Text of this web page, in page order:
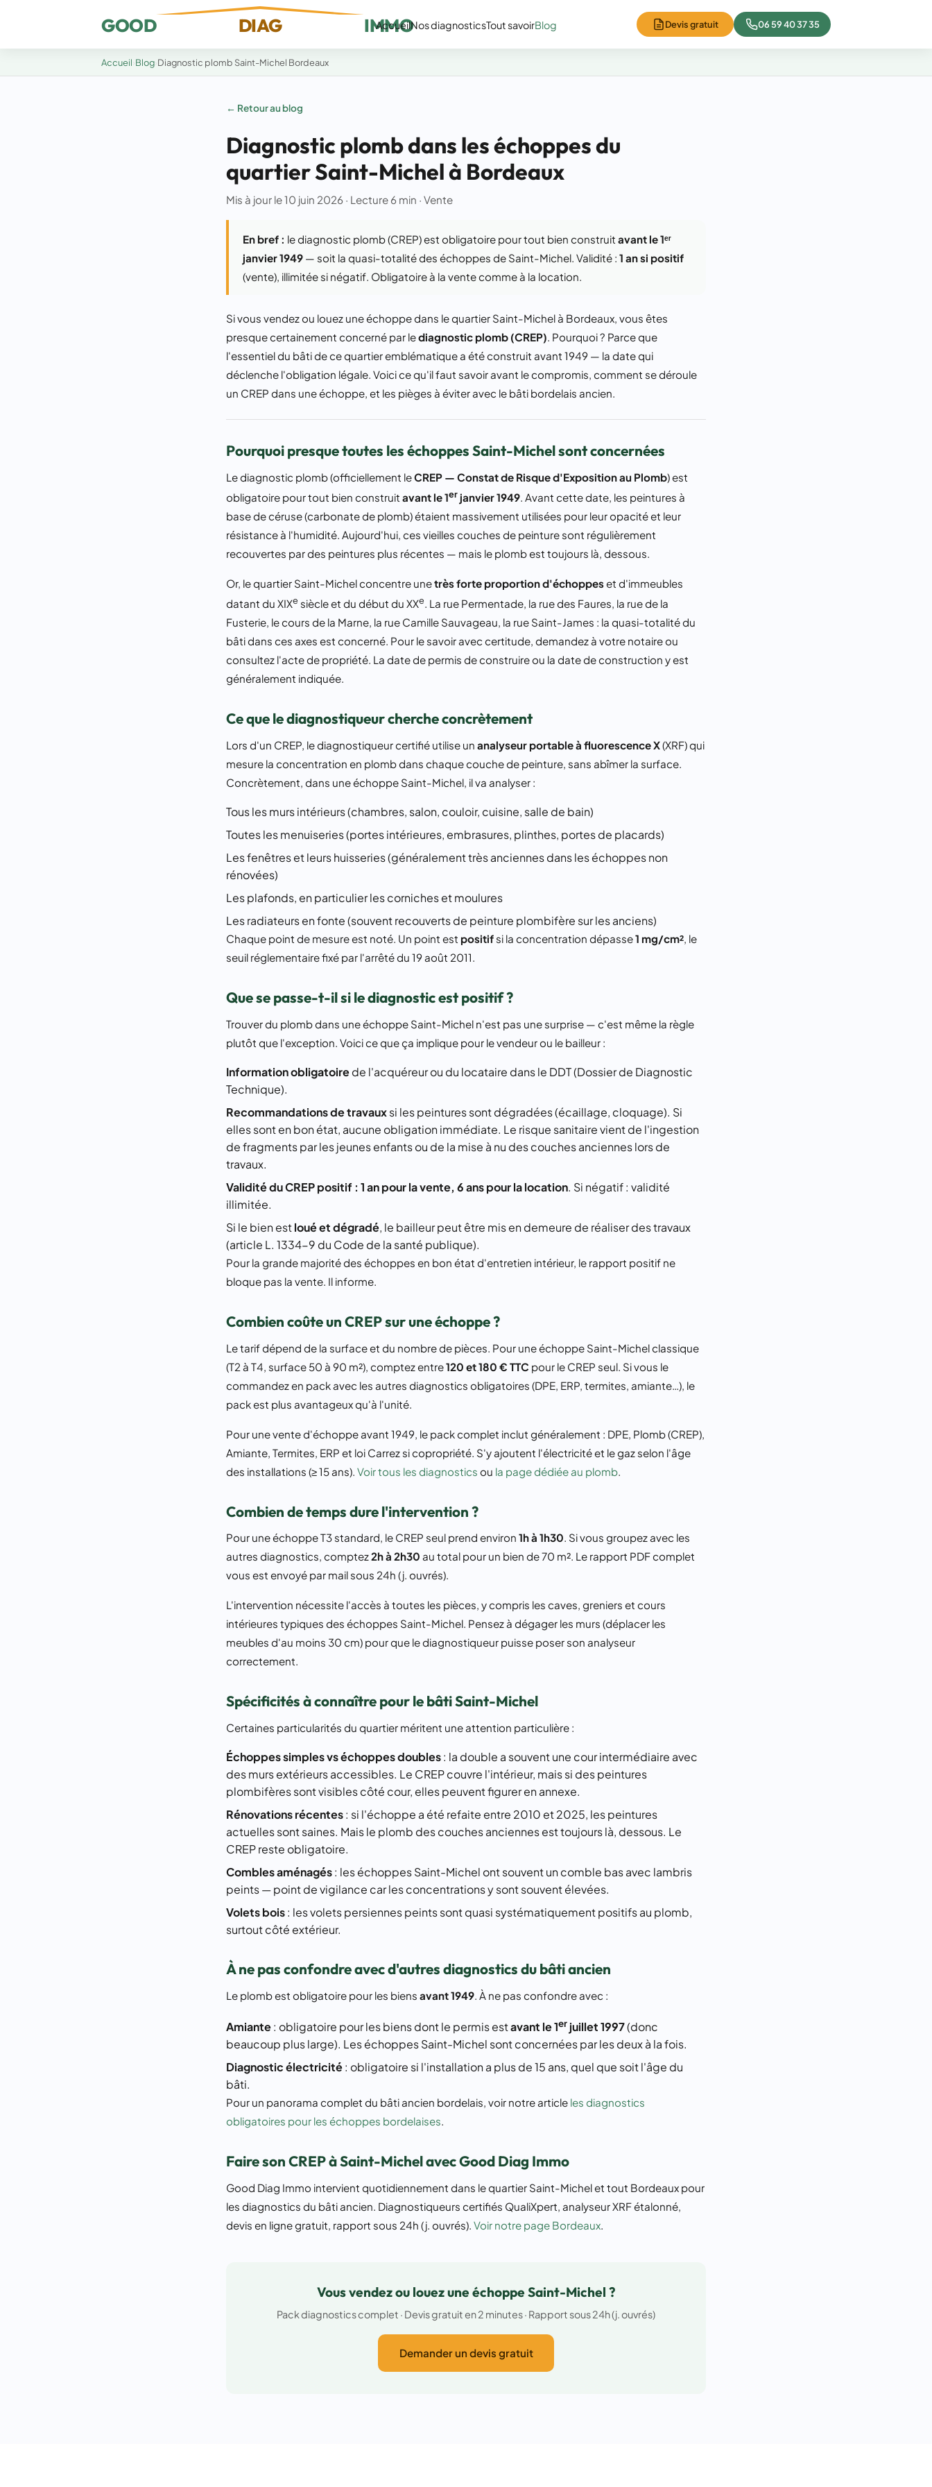
GOOD DIAG IMMO
AccueilNos diagnosticsTout savoirBlog Devis gratuit 06 59 40 37 35
Accueil Blog Diagnostic plomb Saint-Michel Bordeaux
← Retour au blog
Diagnostic plomb dans les échoppes du
quartier Saint-Michel à Bordeaux
Mis à jour le 10 juin 2026 · Lecture 6 min · Vente
En bref : le diagnostic plomb (CREP) est obligatoire pour tout bien construit avant le 1ᵉʳ
janvier 1949 — soit la quasi-totalité des échoppes de Saint-Michel. Validité : 1 an si positif
(vente), illimitée si négatif. Obligatoire à la vente comme à la location.
Si vous vendez ou louez une échoppe dans le quartier Saint-Michel à Bordeaux, vous êtes
presque certainement concerné par lediagnostic plomb (CREP). Pourquoi ? Parce que
l'essentiel du bâti de ce quartier emblématique a été construit avant 1949 — la date qui
déclenche l'obligation légale. Voici ce qu'il faut savoir avant le compromis, comment se déroule
un CREP dans une échoppe, et les pièges à éviter avec le bâti bordelais ancien.
Pourquoi presque toutes les échoppes Saint-Michel sont concernées
Le diagnostic plomb (officiellement leCREP — Constat de Risque d'Exposition au Plomb) est
obligatoire pour tout bien construit avant le 1er janvier 1949. Avant cette date, les peintures à
base de céruse (carbonate de plomb) étaient massivement utilisées pour leur opacité et leur
résistance à l'humidité. Aujourd'hui, ces vieilles couches de peinture sont régulièrement
recouvertes par des peintures plus récentes — mais le plomb est toujours là, dessous.
Or, le quartier Saint-Michel concentre unetrès forte proportion d'échoppeset d'immeubles
datant du XIXe siècle et du début du XXe. La rue Permentade, la rue des Faures, la rue de la
Fusterie, le cours de la Marne, la rue Camille Sauvageau, la rue Saint-James : la quasi-totalité du
bâti dans ces axes est concerné. Pour le savoir avec certitude, demandez à votre notaire ou
consultez l'acte de propriété. La date de permis de construire ou la date de construction y est
généralement indiquée.
Ce que le diagnostiqueur cherche concrètement
Lors d'un CREP, le diagnostiqueur certifié utilise un analyseur portable à fluorescence X(XRF) qui
mesure la concentration en plomb dans chaque couche de peinture, sans abîmer la surface.
Concrètement, dans une échoppe Saint-Michel, il va analyser :
Tous les murs intérieurs (chambres, salon, couloir, cuisine, salle de bain)
Toutes les menuiseries (portes intérieures, embrasures, plinthes, portes de placards)
Les fenêtres et leurs huisseries (généralement très anciennes dans les échoppes non
rénovées)
Les plafonds, en particulier les corniches et moulures
Les radiateurs en fonte (souvent recouverts de peinture plombifère sur les anciens)
Chaque point de mesure est noté. Un point est positif si la concentration dépasse1 mg/cm², le
seuil réglementaire fixé par l'arrêté du 19 août 2011.
Que se passe-t-il si le diagnostic est positif ?
Trouver du plomb dans une échoppe Saint-Michel n'est pas une surprise — c'est même la règle
plutôt que l'exception. Voici ce que ça implique pour le vendeur ou le bailleur :
Information obligatoirede l'acquéreur ou du locataire dans le DDT (Dossier de Diagnostic
Technique).
Recommandations de travauxsi les peintures sont dégradées (écaillage, cloquage). Si
elles sont en bon état, aucune obligation immédiate. Le risque sanitaire vient de l'ingestion
de fragments par les jeunes enfants ou de la mise à nu des couches anciennes lors de
travaux.
Validité du CREP positif : 1 an pour la vente, 6 ans pour la location. Si négatif : validité
illimitée.
Si le bien estloué et dégradé, le bailleur peut être mis en demeure de réaliser des travaux
(article L. 1334-9 du Code de la santé publique).
Pour la grande majorité des échoppes en bon état d'entretien intérieur, le rapport positif ne
bloque pas la vente. Il informe.
Combien coûte un CREP sur une échoppe ?
Le tarif dépend de la surface et du nombre de pièces. Pour une échoppe Saint-Michel classique
(T2 à T4, surface 50 à 90 m²), comptez entre120 et 180 € TTC pour le CREP seul. Si vous le
commandez en pack avec les autres diagnostics obligatoires (DPE, ERP, termites, amiante…), le
pack est plus avantageux qu'à l'unité.
Pour une vente d'échoppe avant 1949, le pack complet inclut généralement : DPE, Plomb (CREP),
Amiante, Termites, ERP et loi Carrez si copropriété. S'y ajoutent l'électricité et le gaz selon l'âge
des installations (≥ 15 ans). Voir tous les diagnostics ou la page dédiée au plomb
Combien de temps dure l'intervention ?
Pour une échoppe T3 standard, le CREP seul prend environ 1h à 1h30. Si vous groupez avec les
autres diagnostics, comptez2h à 2h30 au total pour un bien de 70 m². Le rapport PDF complet
vous est envoyé par mail sous 24h (j. ouvrés).
L'intervention nécessite l'accès à toutes les pièces, y compris les caves, greniers et cours
intérieures typiques des échoppes Saint-Michel. Pensez à dégager les murs (déplacer les
meubles d'au moins 30 cm) pour que le diagnostiqueur puisse poser son analyseur
correctement.
Spécificités à connaître pour le bâti Saint-Michel
Certaines particularités du quartier méritent une attention particulière :
Échoppes simples vs échoppes doubles: la double a souvent une cour intermédiaire avec
des murs extérieurs accessibles. Le CREP couvre l'intérieur, mais si des peintures
plombifères sont visibles côté cour, elles peuvent figurer en annexe.
Rénovations récentes: si l'échoppe a été refaite entre 2010 et 2025, les peintures
actuelles sont saines. Mais le plomb des couches anciennes est toujours là, dessous. Le
CREP reste obligatoire.
Combles aménagés: les échoppes Saint-Michel ont souvent un comble bas avec lambris
peints — point de vigilance car les concentrations y sont souvent élevées.
Volets bois: les volets persiennes peints sont quasi systématiquement positifs au plomb,
surtout côté extérieur.
À ne pas confondre avec d'autres diagnostics du bâti ancien
Le plomb est obligatoire pour les biens avant 1949. À ne pas confondre avec :
Amiante: obligatoire pour les biens dont le permis estavant le 1er juillet 1997(donc
beaucoup plus large). Les échoppes Saint-Michel sont concernées par les deux à la fois.
Diagnostic électricité: obligatoire si l'installation a plus de 15 ans, quel que soit l'âge du
bâti.
Pour un panorama complet du bâti ancien bordelais, voir notre article les diagnostics
obligatoires pour les échoppes bordelaises.
Faire son CREP à Saint-Michel avec Good Diag Immo
Good Diag Immo intervient quotidiennement dans le quartier Saint-Michel et tout Bordeaux pour
les diagnostics du bâti ancien. Diagnostiqueurs certifiés QualiXpert, analyseur XRF étalonné,
devis en ligne gratuit, rapport sous 24h (j. ouvrés). Voir notre page Bordeaux.
Vous vendez ou louez une échoppe Saint-Michel ?
Pack diagnostics complet · Devis gratuit en 2 minutes · Rapport sous 24h (j. ouvrés)
Demander un devis gratuit